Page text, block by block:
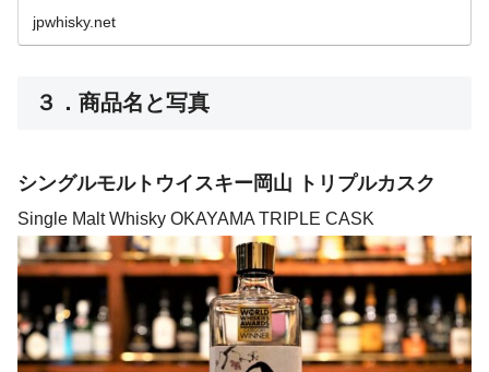
jpwhisky.net
３．商品名と写真
シングルモルトウイスキー岡山 トリプルカスク
Single Malt Whisky OKAYAMA TRIPLE CASK